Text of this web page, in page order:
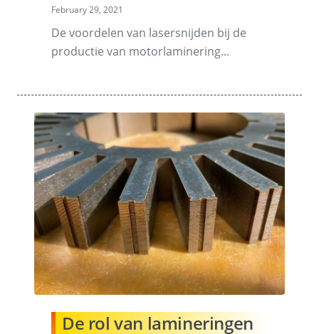
February 29, 2021
De voordelen van lasersnijden bij de
productie van motorlaminering...
De rol van lamineringen